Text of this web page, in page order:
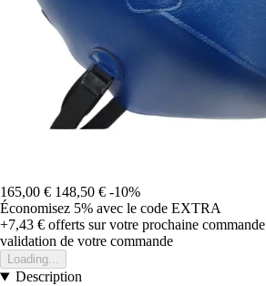
165,00 € 148,50 € -10%
Économisez 5% avec le code EXTRA
+7,43 € offerts sur votre prochaine commande
validation de votre commande
Loading...
Description